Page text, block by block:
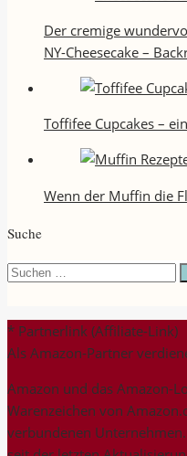
Der cremige
NY-Cheesecake –
Toffifee Cupcakes –
Wenn der Muffin die
Suche
Suchen
* Partnerlink (Affiliate-Link)
Als Amazon-Partner
Amazon und das Amazon-
Warenzeichen von
verbundenen